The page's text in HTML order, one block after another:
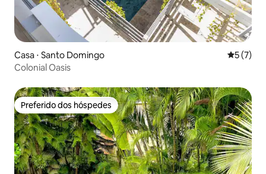
Casa ⋅ Santo Domingo 5 de
5 (7)
Colonial Oasis
Preferido dos hóspedes
Preferido dos hóspedes